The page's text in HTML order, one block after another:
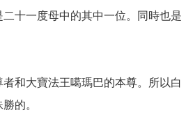
十一度母中的其中一位。同時也是
和大寶法王噶瑪巴的本尊。所以白
的。